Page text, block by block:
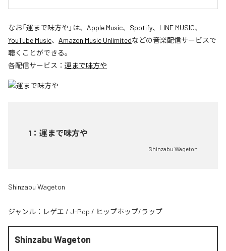
なお「運まで味方や 」は、 Apple Music、 Spotify、 LINE MUSIC、
YouTube Music、 Amazon Music Unlimitedなどの音楽配信サービスで
聴くことができる。
各配信サービス： 運まで味方や
1 ： 運まで味方や
Shinzabu Wageton
Shinzabu Wageton
ジャンル： レゲエ / J-Pop / ヒップホップ/ラップ
Shinzabu Wageton